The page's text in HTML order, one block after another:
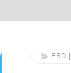
EBD